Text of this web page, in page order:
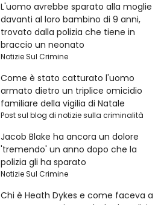
L'uomo avrebbe sparato alla moglie
davanti al loro bambino di 9 anni,
trovato dalla polizia che tiene in
braccio un neonato
Notizie Sul Crimine
Come è stato catturato l'uomo
armato dietro un triplice omicidio
familiare della vigilia di Natale
Post sul blog di notizie sulla criminalità
Jacob Blake ha ancora un dolore
'tremendo' un anno dopo che la
polizia gli ha sparato
Notizie Sul Crimine
Chi è Heath Dykes e come faceva a